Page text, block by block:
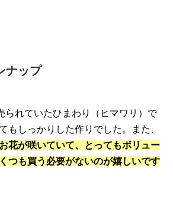
ナップ
られていたひまわり（ヒマワリ）で
もしっかりした作りでした。また、
花が咲いていて、とってもボリュー
つも買う必要がないのが嬉しいです